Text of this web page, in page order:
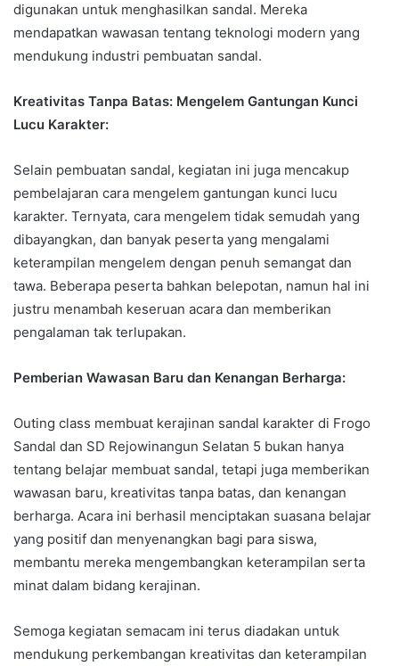
digunakan untuk menghasilkan sandal. Mereka
mendapatkan wawasan tentang teknologi modern yang
mendukung industri pembuatan sandal.
Kreativitas Tanpa Batas: Mengelem Gantungan Kunci
Lucu Karakter:
Selain pembuatan sandal, kegiatan ini juga mencakup
pembelajaran cara mengelem gantungan kunci lucu
karakter. Ternyata, cara mengelem tidak semudah yang
dibayangkan, dan banyak peserta yang mengalami
keterampilan mengelem dengan penuh semangat dan
tawa. Beberapa peserta bahkan belepotan, namun hal ini
justru menambah keseruan acara dan memberikan
pengalaman tak terlupakan.
Pemberian Wawasan Baru dan Kenangan Berharga:
Outing class membuat kerajinan sandal karakter di Frogo
Sandal dan SD Rejowinangun Selatan 5 bukan hanya
tentang belajar membuat sandal, tetapi juga memberikan
wawasan baru, kreativitas tanpa batas, dan kenangan
berharga. Acara ini berhasil menciptakan suasana belajar
yang positif dan menyenangkan bagi para siswa,
membantu mereka mengembangkan keterampilan serta
minat dalam bidang kerajinan.
Semoga kegiatan semacam ini terus diadakan untuk
mendukung perkembangan kreativitas dan keterampilan